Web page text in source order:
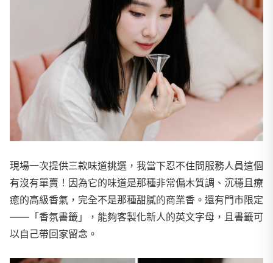
現場一次提供三款味道挑選，我當下忍不住問服務人員這個
有沒有單賣！因為它的味道是那種非常偏木質調、沉穩且療
癒的高級香氣，完全不是那種甜膩的商業香。還有門市限定
——「香氛書籤」，能夠客製化新人的英文字母，且書籤可
以自己帶回家留念。